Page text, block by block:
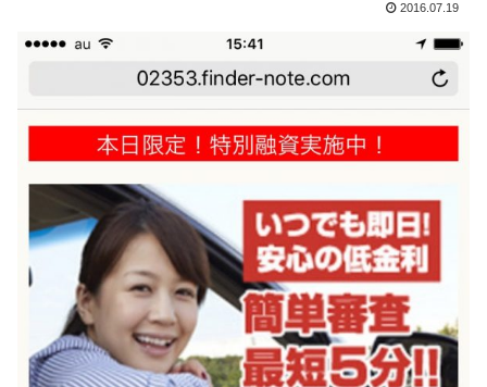
2016.07.19